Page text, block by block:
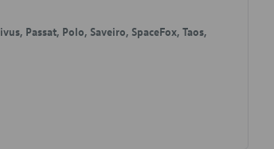
Passat, Polo, Saveiro, SpaceFox, Taos,